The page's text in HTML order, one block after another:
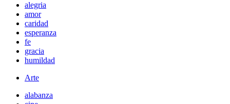
alegria
amor
caridad
esperanza
fe
gracia
humildad
Arte
alabanza